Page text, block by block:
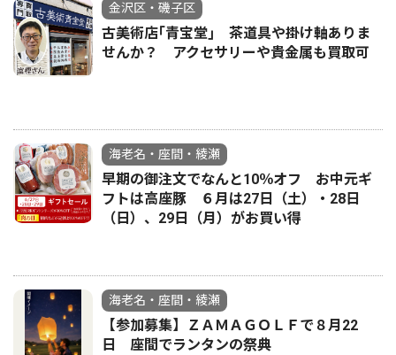
金沢区・磯子区
古美術店｢青宝堂｣ 茶道具や掛け軸ありま
せんか？ アクセサリーや貴金属も買取可
海老名・座間・綾瀬
早期の御注文でなんと10％オフ お中元ギ
フトは高座豚 ６月は27日（土）・28日
（日）、29日（月）がお買い得
海老名・座間・綾瀬
【参加募集】ＺＡＭＡＧＯＬＦで８月22
日 座間でランタンの祭典